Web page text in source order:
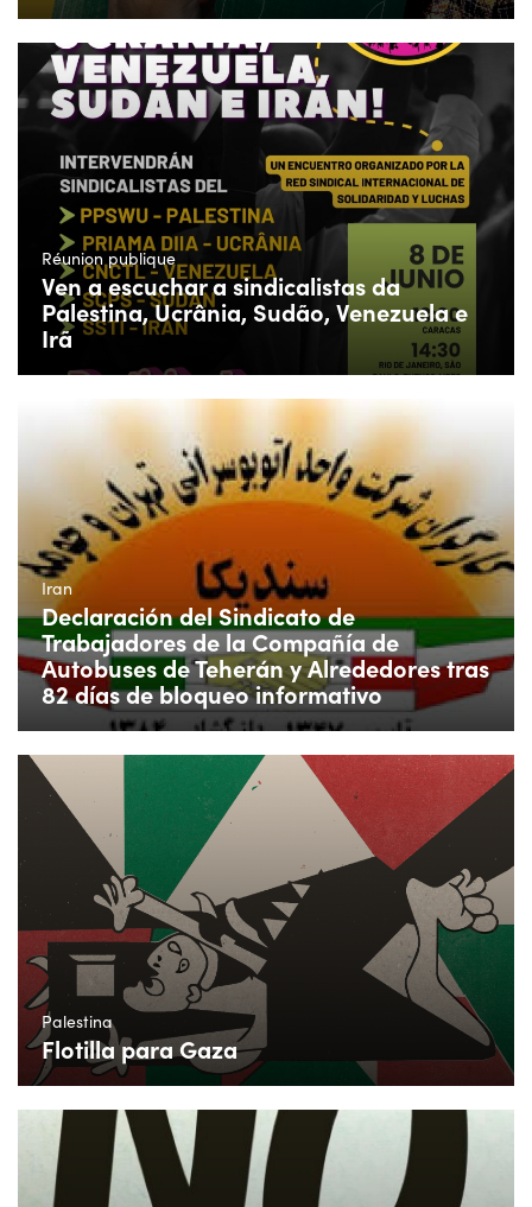
Réunion publique
Ven a escuchar a sindicalistas da
Palestina, Ucrânia, Sudão, Venezuela e
Irã
Iran
Declaración del Sindicato de
Trabajadores de la Compañía de
Autobuses de Teherán y Alrededores tras
82 días de bloqueo informativo
Palestina
Flotilla para Gaza